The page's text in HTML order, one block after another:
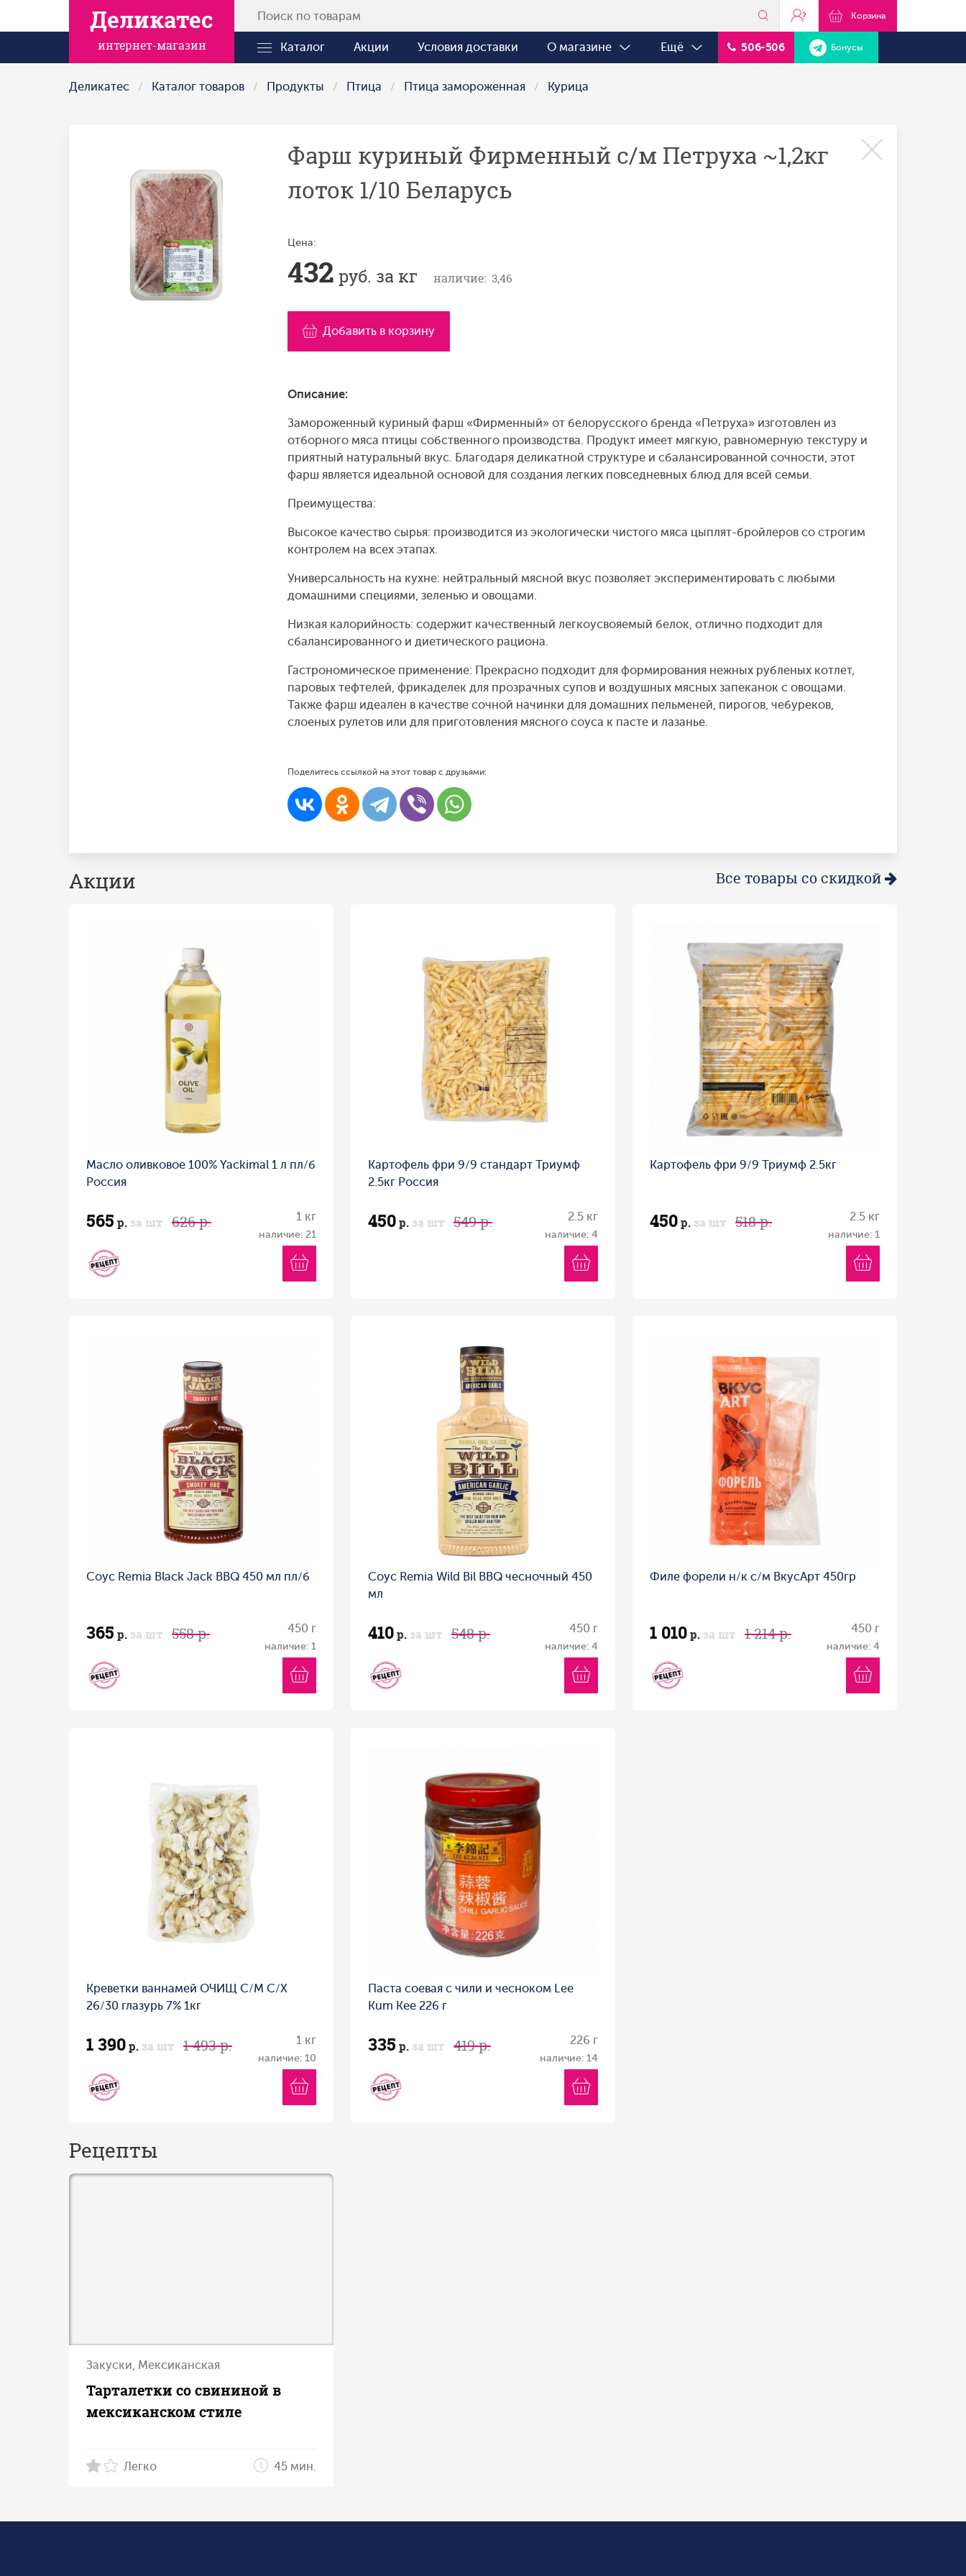
Деликатес
интернет-магазин
? Корзина
Каталог Акции Условия доставки О магазине Ещё 506-506 Бонусы
Деликатес Каталог товаров Продукты Птица Птица замороженная Курица
Фарш куриный Фирменный с/м Петруха ~1,2кг
лоток 1/10 Беларусь
Цена:
432 руб. за кг наличие: 3,46
Добавить в корзину
Описание:
Замороженный куриный фарш «Фирменный» от белорусского бренда «Петруха» изготовлен из
отборного мяса птицы собственного производства. Продукт имеет мягкую, равномерную текстуру и
приятный натуральный вкус. Благодаря деликатной структуре и сбалансированной сочности, этот
фарш является идеальной основой для создания легких повседневных блюд для всей семьи.
Преимущества:
Высокое качество сырья: производится из экологически чистого мяса цыплят-бройлеров со строгим
контролем на всех этапах.
Универсальность на кухне: нейтральный мясной вкус позволяет экспериментировать с любыми
домашними специями, зеленью и овощами.
Низкая калорийность: содержит качественный легкоусвояемый белок, отлично подходит для
сбалансированного и диетического рациона.
Гастрономическое применение: Прекрасно подходит для формирования нежных рубленых котлет,
паровых тефтелей, фрикаделек для прозрачных супов и воздушных мясных запеканок с овощами.
Также фарш идеален в качестве сочной начинки для домашних пельменей, пирогов, чебуреков,
слоеных рулетов или для приготовления мясного соуса к пасте и лазанье.
Поделитесь ссылкой на этот товар с друзьями:
Акции Все товары со скидкой
Масло оливковое 100% Yackimal 1 л пл/б
Россия
565 р. за шт 626 р. 1 кг
наличие: 21
Картофель фри 9/9 стандарт Триумф
2.5кг Россия
450р. за шт 549 р. 2.5 кг
наличие: 4
Картофель фри 9/9 Триумф 2.5кг
450р. за шт 518 р. 2.5 кг
наличие: 1
Соус Remia Black Jack BBQ 450 мл пл/б
365 р. за шт 558 р. 450 г
наличие: 1
Соус Remia Wild Bil BBQ чесночный 450
мл
410р. за шт 548 р. 450 г
наличие: 4
Филе форели н/к с/м ВкусАрт 450гр
1 010р. за шт 1 214 р. 450 г
наличие: 4
Креветки ваннамей ОЧИЩ С/М С/Х
26/30 глазурь 7% 1кг
1 390р. за шт 1 493 р. 1 кг
наличие: 10
Паста соевая с чили и чесноком Lee
Kum Kee 226 г
335 р. за шт 419 р. 226 г
наличие: 14
Рецепты
Закуски, Мексиканская
Тарталетки со свининой в
мексиканском стиле
Легко 45 мин.